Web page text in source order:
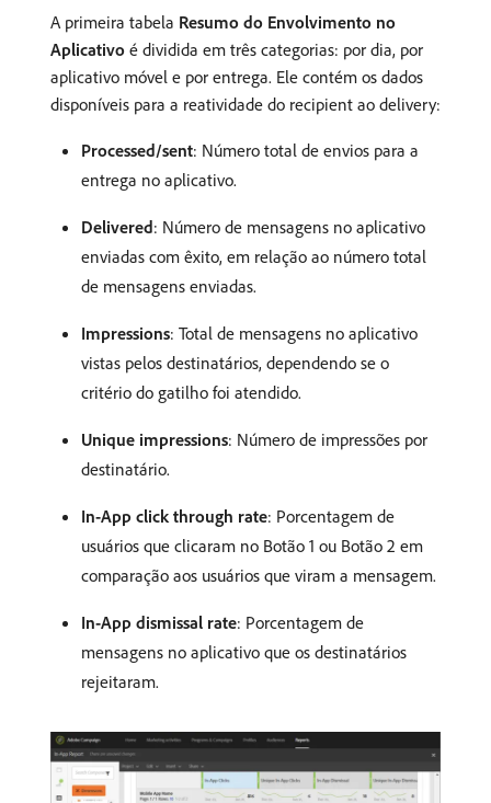
A primeira tabela Resumo do Envolvimento no
Aplicativo é dividida em três categorias: por dia, por
aplicativo móvel e por entrega. Ele contém os dados
disponíveis para a reatividade do recipient ao delivery:
Processed/sent: Número total de envios para a
entrega no aplicativo.
Delivered: Número de mensagens no aplicativo
enviadas com êxito, em relação ao número total
de mensagens enviadas.
Impressions: Total de mensagens no aplicativo
vistas pelos destinatários, dependendo se o
critério do gatilho foi atendido.
Unique impressions: Número de impressões por
destinatário.
In-App click through rate: Porcentagem de
usuários que clicaram no Botão 1 ou Botão 2 em
comparação aos usuários que viram a mensagem.
In-App dismissal rate: Porcentagem de
mensagens no aplicativo que os destinatários
rejeitaram.